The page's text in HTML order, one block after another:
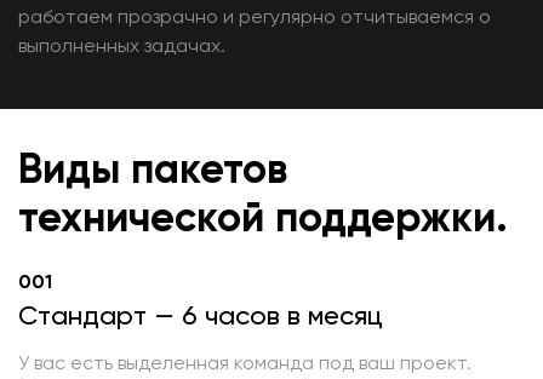
работаем прозрачно и регулярно отчитываемся о
выполненных задачах.
Виды пакетов
технической поддержки.
001
Стандарт — 6 часов в месяц
У вас есть выделенная команда под ваш проект.